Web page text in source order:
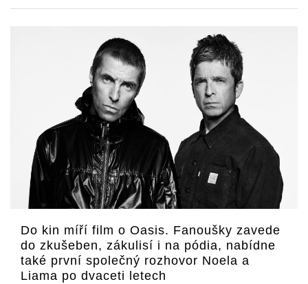
Do kin míří film o Oasis. Fanoušky zavede
do zkušeben, zákulisí i na pódia, nabídne
také první společný rozhovor Noela a
Liama po dvaceti letech